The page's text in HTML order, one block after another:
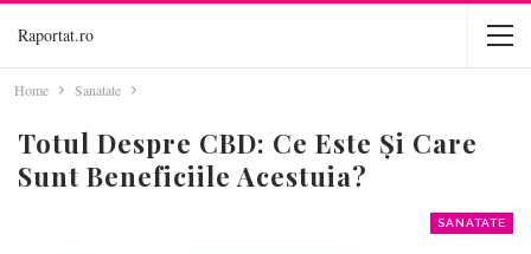
Raportat.ro
Home Sanatate
Totul Despre CBD: Ce Este Și Care
Sunt Beneficiile Acestuia?
SANATATE